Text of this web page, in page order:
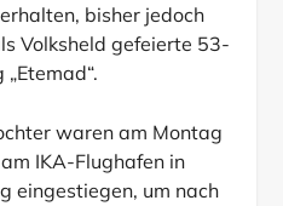
bisher jedoch
Volksheld gefeierte 53-
waren am Montag
IKA-Flughafen in
eingestiegen, um nach